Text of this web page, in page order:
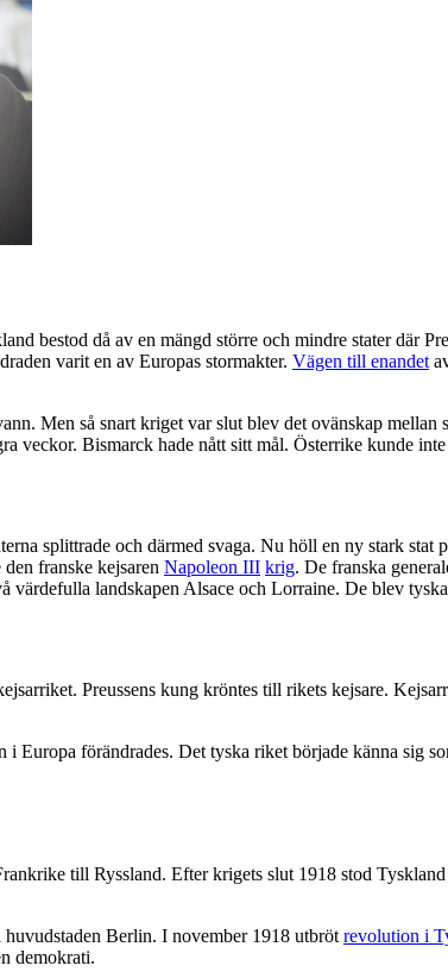
bestod då av en mängd större och mindre stater där
varit en av Europas stormakter. Vägen till enandet
Men så snart kriget var slut blev det ovänskap
Bismarck hade nått sitt mål. Österrike kunde
splittrade och därmed svaga. Nu höll en ny stark stat
franske kejsaren Napoleon III krig. De franska
landskapen Alsace och Lorraine. De blev
Preussens kung kröntes till rikets kejsare.
Europa förändrades. Det tyska riket började känna sig
till Ryssland. Efter krigets slut 1918 stod
huvudstaden Berlin. I november 1918 utbröt revolution i
demokrati.